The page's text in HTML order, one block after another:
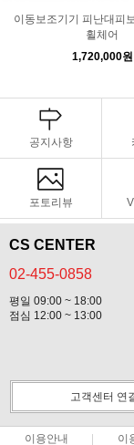
이동보조기기 피난대피
휠체어
1,720,000원
공지사항
포토리뷰
CS CENTER
02-455-0858
평일 09:00 ~ 18:00
점심 12:00 ~ 13:00
고객센터 연
이용안내 이